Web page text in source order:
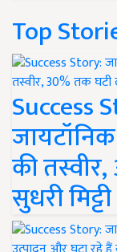
Top
Success
की
सुधरी